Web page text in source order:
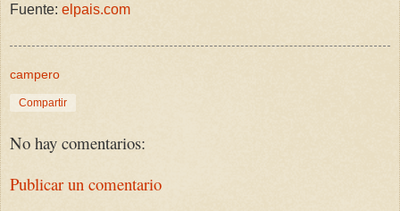
Fuente: elpais.com
campero
Compartir
No hay comentarios:
Publicar un comentario